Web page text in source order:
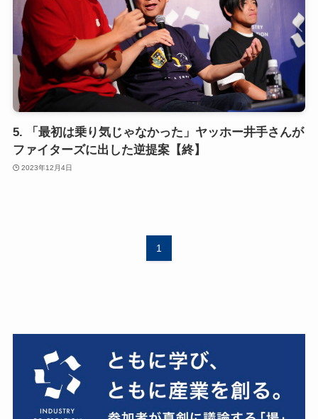
5. 「最初は乗り気じゃなかった」ヤッホー井手さんが
ファイターズに出した逆提案【終】
2023年12月4日
1